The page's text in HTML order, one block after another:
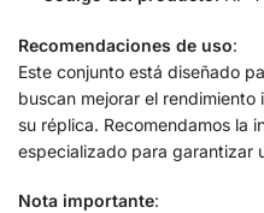
Recomendaciones de uso:
Este conjunto está diseñado
buscan mejorar el
su réplica. Recomendamos la
especializado para garantizar
Nota importante: